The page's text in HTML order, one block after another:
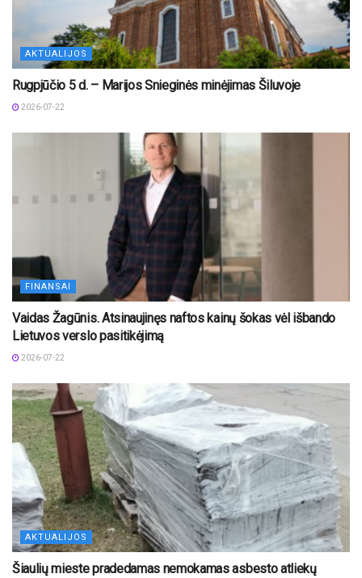
AKTUALIJOS
Rugpjūčio 5 d. – Marijos Snieginės minėjimas Šiluvoje
2026-07-22
FINANSAI
Vaidas Žagūnis. Atsinaujinęs naftos kainų šokas vėl išbando
Lietuvos verslo pasitikėjimą
2026-07-22
AKTUALIJOS
Šiaulių mieste pradedamas nemokamas asbesto atliekų